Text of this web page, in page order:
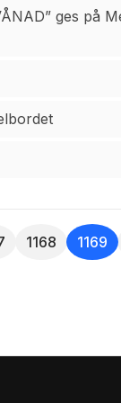
ges på
1168 1169